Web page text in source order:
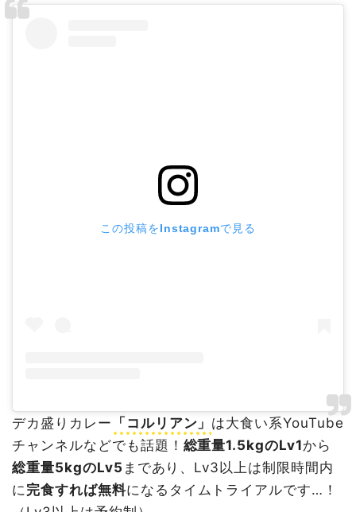
この投稿をInstagramで見る
デカ盛りカレー 「コルリアン」 は大食い系YouTube
チャンネルなどでも話題！ 総重量1.5kgのLv1から
総重量5kgのLv5 まであり、Lv3以上は制限時間内
に完食すれば無料になるタイムトライアルです…！